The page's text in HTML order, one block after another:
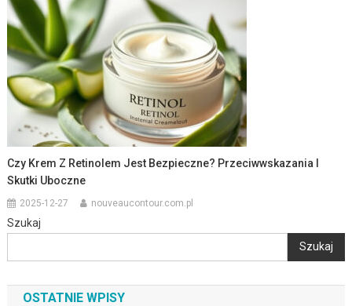
Czy Krem Z Retinolem Jest Bezpieczne? Przeciwwskazania I
Skutki Uboczne
2025-12-27 nouveaucontour.com.pl
Szukaj
Szukaj
OSTATNIE WPISY